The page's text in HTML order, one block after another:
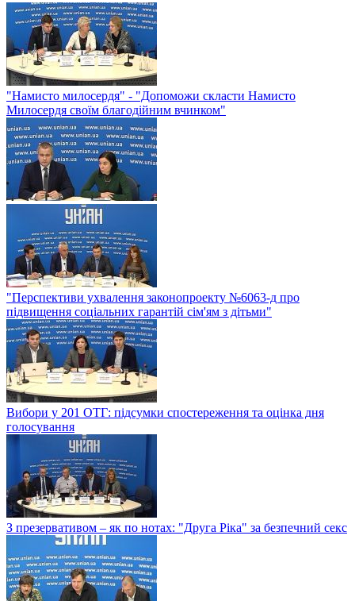
"Намисто милосердя" - "Допоможи скласти Намисто
Милосердя своїм благодійним вчинком"
"Перспективи ухвалення законопроекту №6063-д про
підвищення соціальних гарантій сім'ям з дітьми"
Вибори у 201 ОТГ: підсумки спостереження та оцінка дня
голосування
З презервативом – як по нотах: "Друга Ріка" за безпечний секс